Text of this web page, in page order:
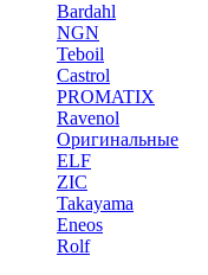
Bardahl
NGN
Teboil
Castrol
PROMATIX
Ravenol
Оригинальные
ELF
ZIC
Takayama
Eneos
Rolf